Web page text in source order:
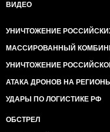
ВИДЕО
УНИЧТОЖЕНИЕ
МАССИРОВАННЫЙ
УНИЧТОЖЕНИЕ
АТАКА ДРОНОВ НА
УДАРЫ ПО ЛОГИСТИКЕ РФ
ОБСТРЕЛ